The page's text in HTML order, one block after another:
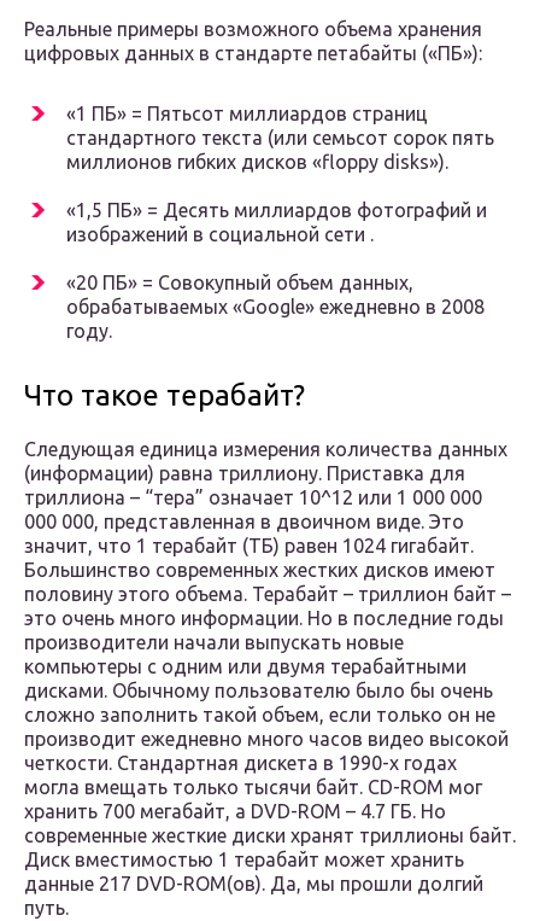
Реальные примеры возможного объема хранения
цифровых данных в стандарте петабайты («ПБ»):
«1 ПБ» = Пятьсот миллиардов страниц
стандартного текста (или семьсот сорок пять
миллионов гибких дисков «floppy disks»).
«1,5 ПБ» = Десять миллиардов фотографий и
изображений в социальной сети .
«20 ПБ» = Совокупный объем данных,
обрабатываемых «Google» ежедневно в 2008
году.
Что такое терабайт?
Следующая единица измерения количества данных
(информации) равна триллиону. Приставка для
триллиона – “тера” означает 10^12 или 1 000 000
000 000, представленная в двоичном виде. Это
значит, что 1 терабайт (ТБ) равен 1024 гигабайт.
Большинство современных жестких дисков имеют
половину этого объема. Терабайт – триллион байт –
это очень много информации. Но в последние годы
производители начали выпускать новые
компьютеры с одним или двумя терабайтными
дисками. Обычному пользователю было бы очень
сложно заполнить такой объем, если только он не
производит ежедневно много часов видео высокой
четкости. Стандартная дискета в 1990-х годах
могла вмещать только тысячи байт. CD-ROM мог
хранить 700 мегабайт, а DVD-ROM – 4.7 ГБ. Но
современные жесткие диски хранят триллионы байт.
Диск вместимостью 1 терабайт может хранить
данные 217 DVD-ROM(ов). Да, мы прошли долгий
путь.